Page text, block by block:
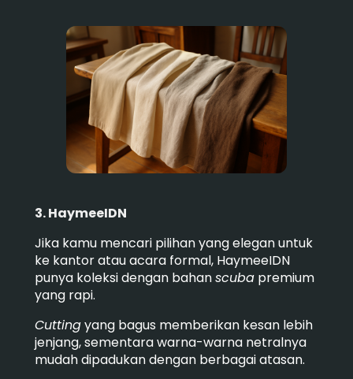
3. HaymeeIDN
Jika kamu mencari pilihan yang elegan untuk
ke kantor atau acara formal, HaymeeIDN
punya koleksi dengan bahanscubapremium
yang rapi.
Cuttingyang bagus memberikan kesan lebih
jenjang, sementara warna-warna netralnya
mudah dipadukan dengan berbagai atasan.